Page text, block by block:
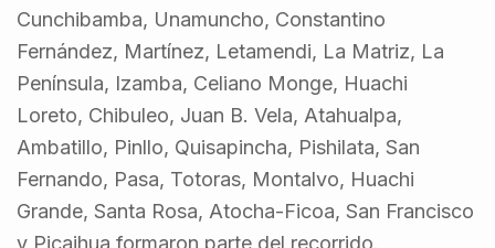
Cunchibamba, Unamuncho, Constantino
Fernández, Martínez, Letamendi, La Matriz, La
Península, Izamba, Celiano Monge, Huachi
Loreto, Chibuleo, Juan B. Vela, Atahualpa,
Ambatillo, Pinllo, Quisapincha, Pishilata, San
Fernando, Pasa, Totoras, Montalvo, Huachi
Grande, Santa Rosa, Atocha-Ficoa, San Francisco
y Picaihua formaron parte del recorrido.